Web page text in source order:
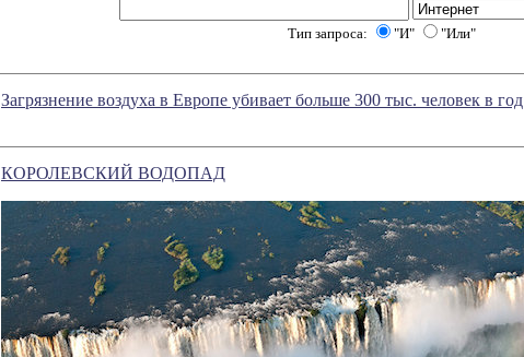
Тип запроса: "И" "Или"
Загрязнение воздуха в Европе убивает больше 300 тыс. человек в год
КОРОЛЕВСКИЙ ВОДОПАД